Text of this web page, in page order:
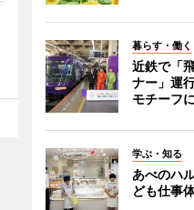
暮らす・働く
近鉄で「
ナー」運
モチーフに
学ぶ・知る
あべのハ
ども仕事